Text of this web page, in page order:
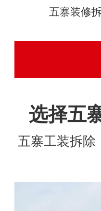
五寨装修
选择五
五寨工装拆除